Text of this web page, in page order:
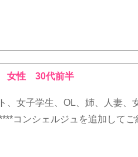
女性 30代前半
、女子学生、OL、姉、人妻、
コンシェルジュを追加して